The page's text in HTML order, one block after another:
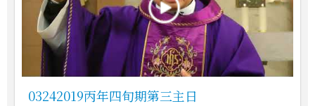
03242019丙年四旬期第三主日